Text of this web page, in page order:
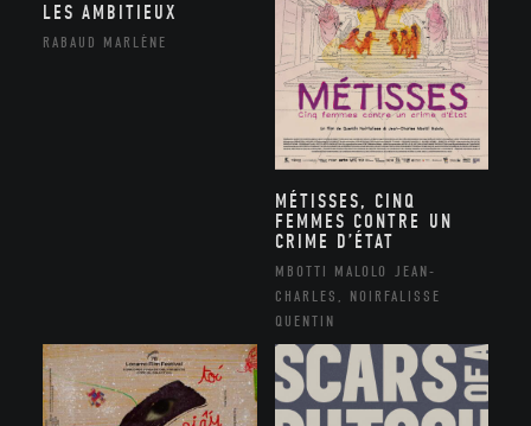
LES AMBITIEUX
RABAUD MARLÈNE
MÉTISSES, CINQ
FEMMES CONTRE UN
CRIME D’ÉTAT
MBOTTI MALOLO JEAN-
CHARLES, NOIRFALISSE
QUENTIN